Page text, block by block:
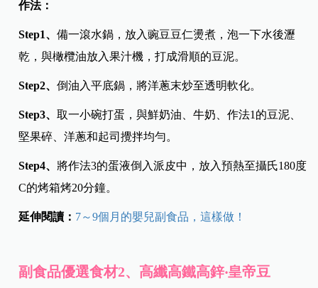
作法：
Step1、備一滾水鍋，放入豌豆豆仁燙煮，泡一下水後瀝
乾，與橄欖油放入果汁機，打成滑順的豆泥。
Step2、倒油入平底鍋，將洋蔥末炒至透明軟化。
Step3、取一小碗打蛋，與鮮奶油、牛奶、作法1的豆泥、
堅果碎、洋蔥和起司攪拌均勻。
Step4、 將作法3的蛋液倒入派皮中，放入預熱至攝氏180度
C的烤箱烤20分鐘。
延伸閱讀： 7～9個月的嬰兒副食品，這樣做！
副食品優選食材2、高纖高鐵高鋅‧皇帝豆